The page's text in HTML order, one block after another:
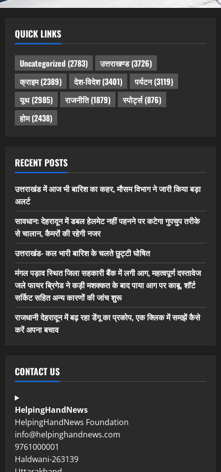
QUICK LINKS
Uncategorized (2783) उत्तराखण्ड(3726)
क्राइम(2389) देश-विदेश(3401) पर्यटन(3119)
यूथ(2985) राजनीति(1879) स्पोर्ट्स(876)
होम(2438)
RECENT POSTS
उत्तराखंड में आज भी बारिश का कहर, मौसम विभाग ने जारी किया बड़ा
अलर्ट
सावधान: देहरादून में डबल हेलमेट नहीं पहनने पर कटेगा गुपचुप तरीके
से चालान, कैमरों की रहेगी नजर
उत्तराखंड- कल भारी बारिश के चलते छुट्टी घोषित
मंगल पड़ाव स्थित जिला सहकारी बैंक में लगी आग, महत्वपूर्ण दस्तावेज
जले फायर ब्रिगेड ने कड़ी मशक्कत के बाद पाया आग पर काबू, शॉर्ट
सर्किट सहित अन्य कारणों की जांच शुरू
राजधानी देहरादून में बढ़ रहा डेंगू का प्रकोप, एक क्लिक में समझें कैसे
करें अपना बचाव
CONTACT US
HelpingHandNews
HelpingHandNews Foundation
info@helpinghandnews.com
9761000001
Haldwani-263139